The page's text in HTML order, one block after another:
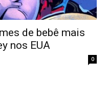
de bebê mais
nos EUA
0